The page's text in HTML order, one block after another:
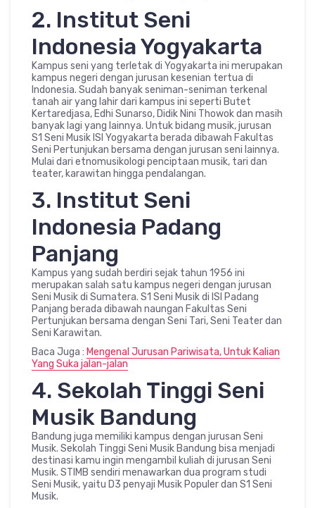
2. Institut Seni
Indonesia Yogyakarta
Kampus seni yang terletak di Yogyakarta ini merupakan
kampus negeri dengan jurusan kesenian tertua di
Indonesia. Sudah banyak seniman-seniman terkenal
tanah air yang lahir dari kampus ini seperti Butet
Kertaredjasa, Edhi Sunarso, Didik Nini Thowok dan masih
banyak lagi yang lainnya. Untuk bidang musik, jurusan
S1 Seni Musik ISI Yogyakarta berada dibawah Fakultas
Seni Pertunjukan bersama dengan jurusan seni lainnya.
Mulai dari etnomusikologi penciptaan musik, tari dan
teater, karawitan hingga pendalangan.
3. Institut Seni
Indonesia Padang
Panjang
Kampus yang sudah berdiri sejak tahun 1956 ini
merupakan salah satu kampus negeri dengan jurusan
Seni Musik di Sumatera. S1 Seni Musik di ISI Padang
Panjang berada dibawah naungan Fakultas Seni
Pertunjukan bersama dengan Seni Tari, Seni Teater dan
Seni Karawitan.
Baca Juga : Mengenal Jurusan Pariwisata, Untuk Kalian
Yang Suka jalan-jalan
4. Sekolah Tinggi Seni
Musik Bandung
Bandung juga memiliki kampus dengan jurusan Seni
Musik. Sekolah Tinggi Seni Musik Bandung bisa menjadi
destinasi kamu ingin mengambil kuliah di jurusan Seni
Musik. STIMB sendiri menawarkan dua program studi
Seni Musik, yaitu D3 penyaji Musik Populer dan S1 Seni
Musik.